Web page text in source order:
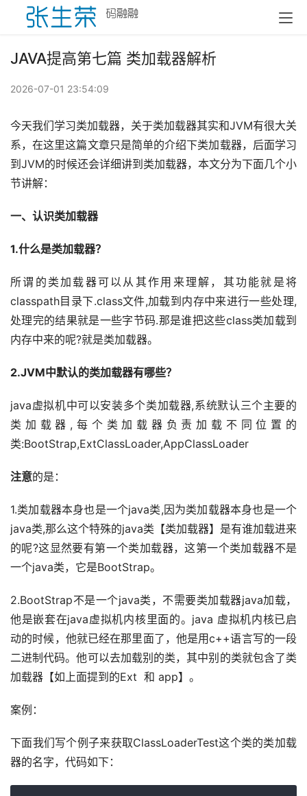
JAVA提高第七篇 类加载器解析
2026-07-01 23:54:09
今天我们学习类加载器，关于类加载器其实和JVM有很大关
系，在这里这篇文章只是简单的介绍下类加载器，后面学习
到JVM的时候还会详细讲到类加载器，本文分为下面几个小
节讲解：
一、认识类加载器
1.什么是类加载器？
所谓的类加载器可以从其作用来理解，其功能就是将
classpath目录下.class文件,加载到内存中来进行一些处理,
处理完的结果就是一些字节码.那是谁把这些class类加载到
内存中来的呢?就是类加载器。
2.JVM中默认的类加载器有哪些？
java虚拟机中可以安装多个类加载器,系统默认三个主要的
类加载器,每个类加载器负责加载不同位置的
类:BootStrap,ExtClassLoader,AppClassLoader
注意的是：
1.类加载器本身也是一个java类,因为类加载器本身也是一个
java类,那么这个特殊的java类【类加载器】是有谁加载进来
的呢?这显然要有第一个类加载器，这第一个类加载器不是
一个java类，它是BootStrap。
2.BootStrap不是一个java类，不需要类加载器java加载，
他是嵌套在java虚拟机内核里面的。java 虚拟机内核已启
动的时候，他就已经在那里面了，他是用c++语言写的一段
二进制代码。他可以去加载别的类，其中别的类就包含了类
加载器【如上面提到的Ext  和 app】。
案例：
下面我们写个例子来获取ClassLoaderTest这个类的类加载
器的名字，代码如下：